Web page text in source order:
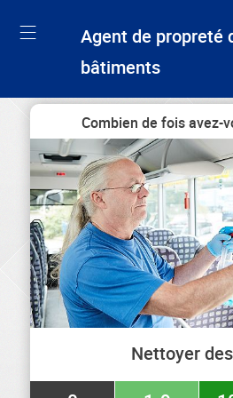
Agent de propreté
bâtiments
Combien de fois avez-
Nettoyer